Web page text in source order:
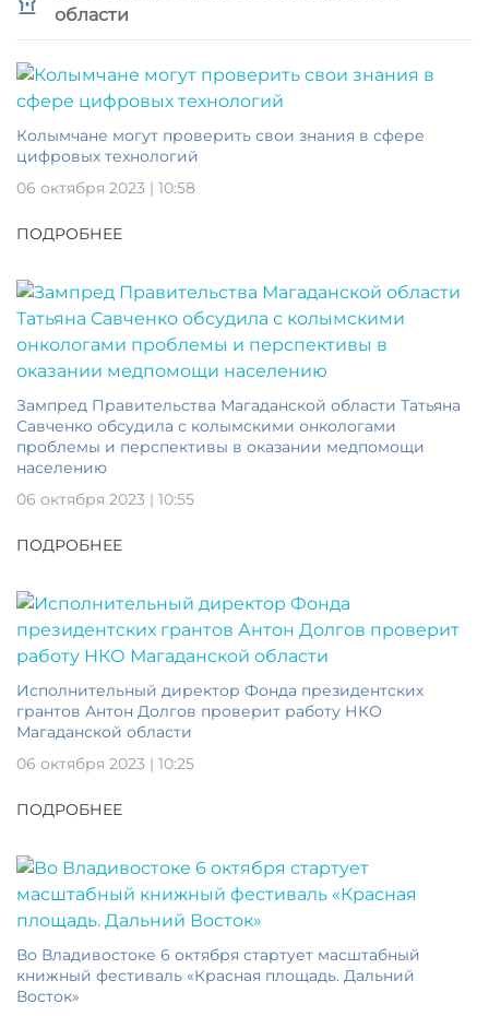
области
Колымчане могут проверить свои знания в сфере
цифровых технологий
06 октября 2023 | 10:58
ПОДРОБНЕЕ
Зампред Правительства Магаданской области Татьяна
Савченко обсудила с колымскими онкологами
проблемы и перспективы в оказании медпомощи
населению
06 октября 2023 | 10:55
ПОДРОБНЕЕ
Исполнительный директор Фонда президентских
грантов Антон Долгов проверит работу НКО
Магаданской области
06 октября 2023 | 10:25
ПОДРОБНЕЕ
Во Владивостоке 6 октября стартует масштабный
книжный фестиваль «Красная площадь. Дальний
Восток»